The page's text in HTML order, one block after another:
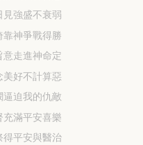
見強盛不衰弱
靠神爭戰得勝
意走進神命定
美好不計算惡
逼迫我的仇敵
充滿平安喜樂
得平安與醫治